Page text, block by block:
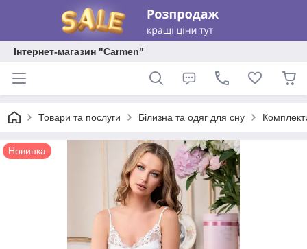
Інтернет-магазин "Carmen"
Товари та послуги Білизна та одяг для сну
Новинка